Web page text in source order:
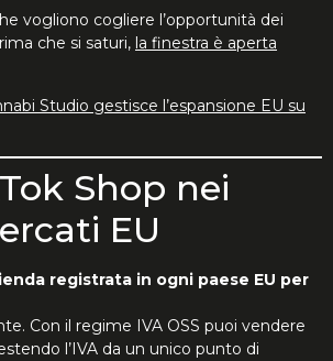
vogliono cogliere l’opportunità dei
che si saturi, la finestra è aperta
Studio gestisce l’espansione EU su
Shop nei
EU
registrata in ogni paese EU per
Con il regime IVA OSS puoi vendere
l’IVA da un unico punto di